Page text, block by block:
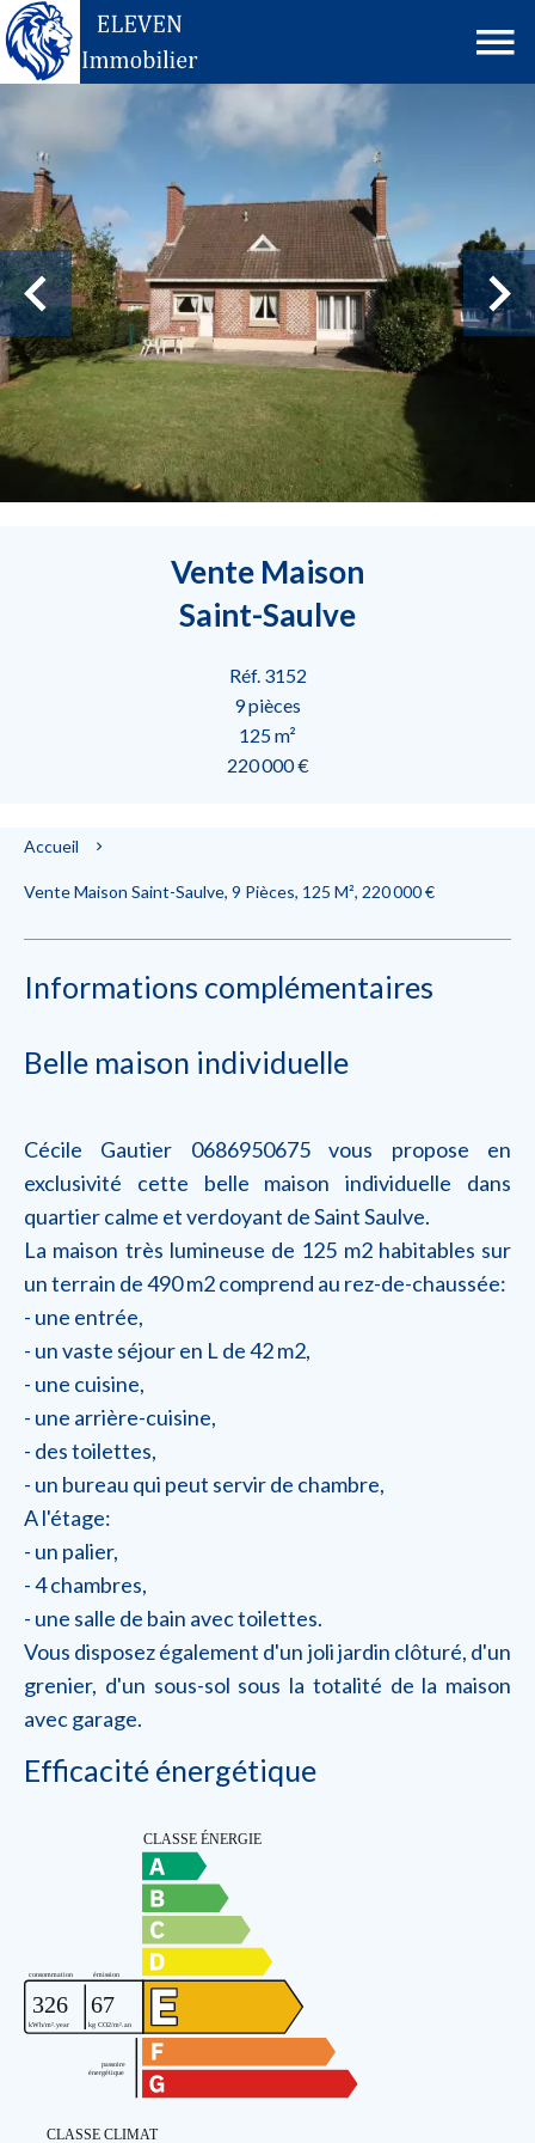
Vente Maison
Saint-Saulve
Réf. 3152
9 pièces
125 m²
220 000 €
Accueil
Vente Maison Saint-Saulve, 9 Pièces, 125 M², 220 000 €
Informations complémentaires
Belle maison individuelle
Cécile Gautier 0686950675 vous propose en
exclusivité cette belle maison individuelle dans
quartier calme et verdoyant de Saint Saulve.
La maison très lumineuse de 125 m2 habitables sur
un terrain de 490 m2 comprend au rez-de-chaussée:
- une entrée,
- un vaste séjour en L de 42 m2,
- une cuisine,
- une arrière-cuisine,
- des toilettes,
- un bureau qui peut servir de chambre,
A l'étage:
- un palier,
- 4 chambres,
- une salle de bain avec toilettes.
Vous disposez également d'un joli jardin clôturé, d'un
grenier, d'un sous-sol sous la totalité de la maison
avec garage.
Efficacité énergétique